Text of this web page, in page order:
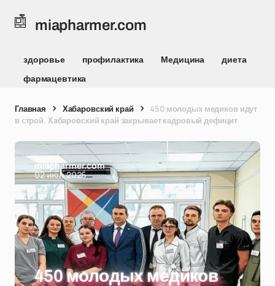
miapharmer.com
здоровье профилактика Медицина
диета
фармацевтика
Главная Хабаровский край
450 молодых медиков идут
в строй. Хабаровский край закрывает кадровый дефицит
miapharmer.com
02 июл 2026
450 молодых медиков